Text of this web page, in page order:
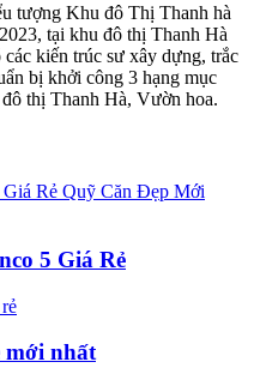
tượng Khu đô Thị Thanh hà
tại khu đô thị Thanh Hà
kiến trúc sư xây dựng, trắc
bị khởi công 3 hạng mục
thị Thanh Hà, Vườn hoa.
5 Giá Rẻ
mới nhất